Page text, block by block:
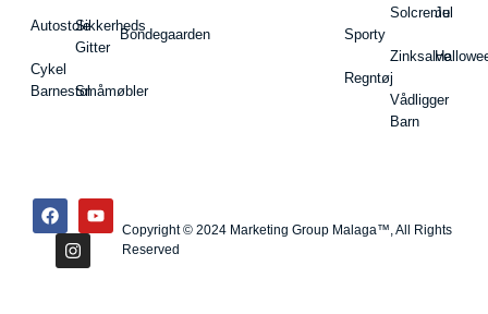
Autostole
Cykel
Barnestol
Sikkerheds
Gitter
Småmøbler
Bondegaarden Sporty
Regntøj
Solcreme
Zinksalve
Vådligger
Barn
Jul
Copyright © 2024 Marketing Group Malaga™, All Rights
Reserved